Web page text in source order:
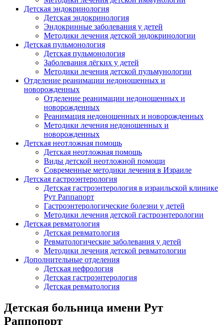
Детская эндокринология
Детская эндокринология
Эндокринные заболевания у детей
Mетодики лечения детской эндокринологии
Детская пульмонология
Детская пульмонология
Заболевания лёгких у детей
Методики лечения детской пульмунологии
Отделение реанимации недоношенных и
новорожденных
Отделение реанимации недоношенных и
новорожденных
Реанимация недоношенных и новорожденных
Методики лечения недоношенных и
новорожденных
Детская неотложная помощь
Детская неотложная помощь
Виды детской неотложной помощи
Современные методики лечения в Израиле
Детская гастроэнтерология
Детская гастроэнтерология в израильской клинике
Рут Раппапорт
Гастроэнтерологические болезни у детей
Методики лечения детской гастроэнтерологии
Детская ревматология
Детская ревматология
Ревматологические заболевания у детей
Методики лечения детской ревматологии
Дополнительные отделения
Детская нефрология
Детская гастроэнтерология
Детская ревматология
Детская больница имени Рут
Раппопорт